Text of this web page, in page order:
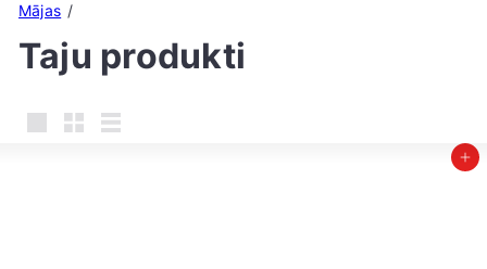
i
a
F
o
Mājas
Taju produkti
Pievienot grozam